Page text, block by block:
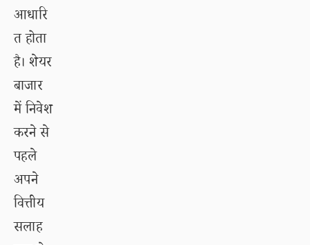
आधारि
त होता
है। शेयर
बाजार
में निवेश
करने से
पहले
अपने
वित्तीय
सलाह